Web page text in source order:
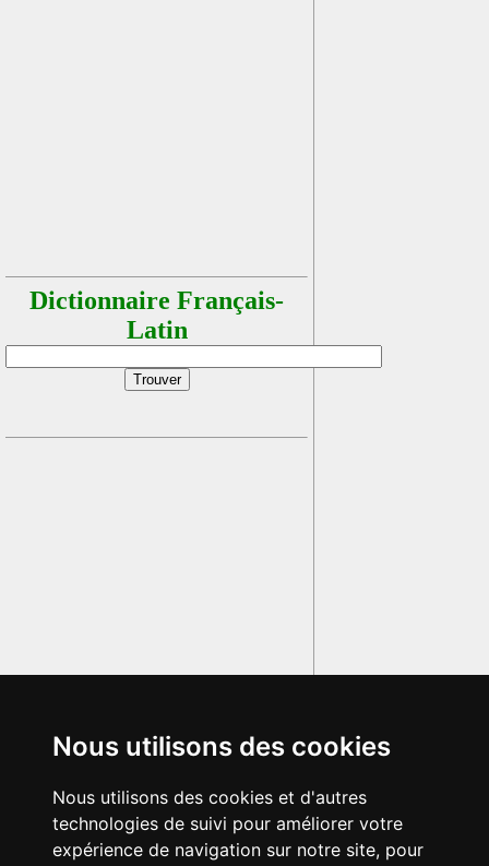
Nous utilisons des cookies
Nous utilisons des cookies et d'autres
technologies de suivi pour améliorer votre
expérience de navigation sur notre site, pour
Dictionnaire Français-
Latin